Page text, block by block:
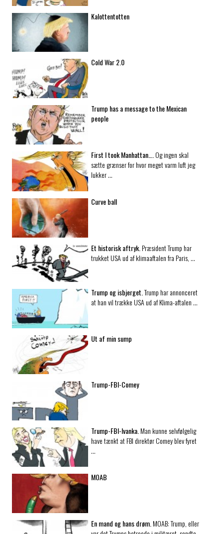
Kalottentotten
Cold War 2.0
Trump has a message to the Mexican
people
First I took Manhattan…. Og ingen skal
sætte grænser for hvor meget varm luft jeg
lukker …
Curve ball
Et historisk aftryk. Præsident Trump har
trukket USA ud af klimaaftalen fra Paris, …
Trump og isbjerget.Trump har annonceret
at han vil trække USA ud af Klima-aftalen …
Ut af min sump
Trump-FBI-Comey
Trump-FBI-Ivanka. Man kunne selvfølgelig
have tænkt at FBI direktør Comey blev fyret
…
MOAB
En mand og hans drøm. MOAB: Trump, eller